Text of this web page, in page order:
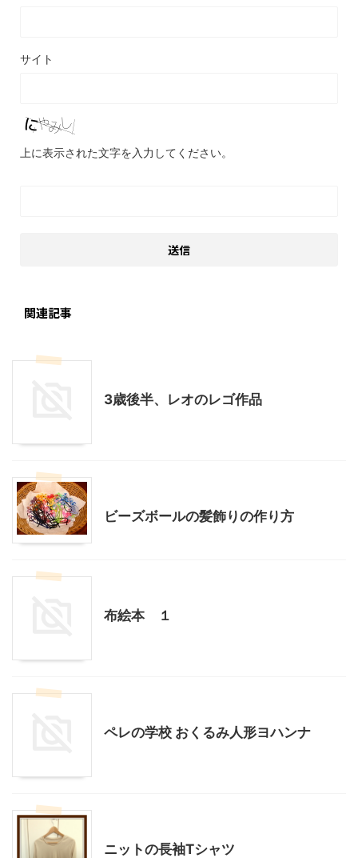
サイト
上に表示された文字を入力してください。
関連記事
3歳後半、レオのレゴ作品
ビーズボールの髪飾りの作り方
布絵本 １
ペレの学校 おくるみ人形ヨハンナ
ニットの長袖Tシャツ